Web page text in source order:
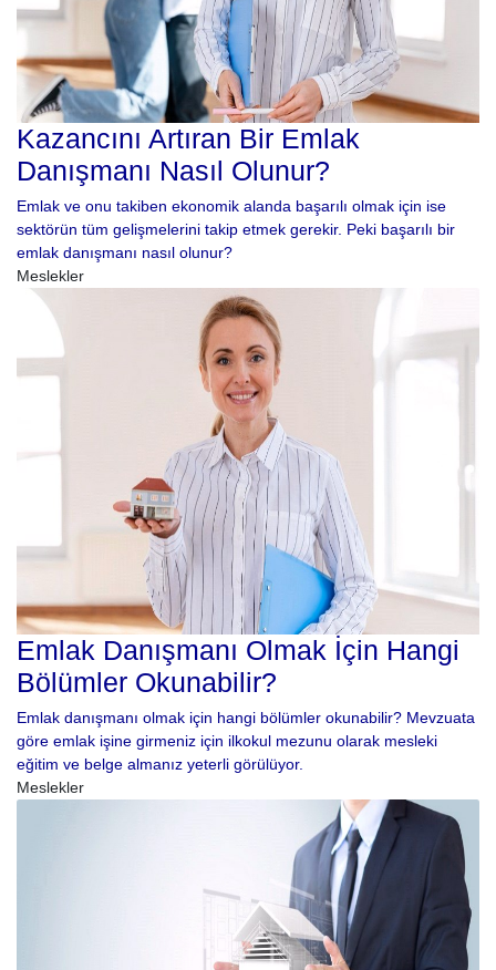
Kazancını Artıran Bir Emlak
Danışmanı Nasıl Olunur?
Emlak ve onu takiben ekonomik alanda başarılı olmak için ise
sektörün tüm gelişmelerini takip etmek gerekir. Peki başarılı bir
emlak danışmanı nasıl olunur?
Meslekler
Emlak Danışmanı Olmak İçin Hangi
Bölümler Okunabilir?
Emlak danışmanı olmak için hangi bölümler okunabilir? Mevzuata
göre emlak işine girmeniz için ilkokul mezunu olarak mesleki
eğitim ve belge almanız yeterli görülüyor.
Meslekler